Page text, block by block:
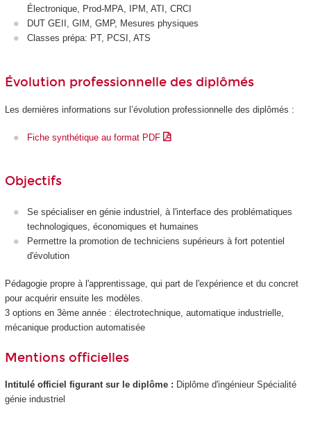
Électronique, Prod-MPA, IPM, ATI, CRCI
DUT GEII, GIM, GMP, Mesures physiques
Classes prépa: PT, PCSI, ATS
Évolution professionnelle des diplômés
Les dernières informations sur l’évolution professionnelle des diplômés :
Fiche synthétique au format PDF
Objectifs
Se spécialiser en génie industriel, à l'interface des problématiques
technologiques, économiques et humaines
Permettre la promotion de techniciens supérieurs à fort potentiel
d'évolution
Pédagogie propre à l'apprentissage, qui part de l'expérience et du concret
pour acquérir ensuite les modèles.
3 options en 3ème année : électrotechnique, automatique industrielle,
mécanique production automatisée
Mentions officielles
Intitulé officiel figurant sur le diplôme : Diplôme d'ingénieur Spécialité
génie industriel